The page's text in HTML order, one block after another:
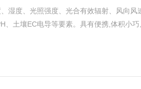
湿度、光照强度、光合有效辐射、风向风
、土壤EC电导等要素。具有便携,体积小